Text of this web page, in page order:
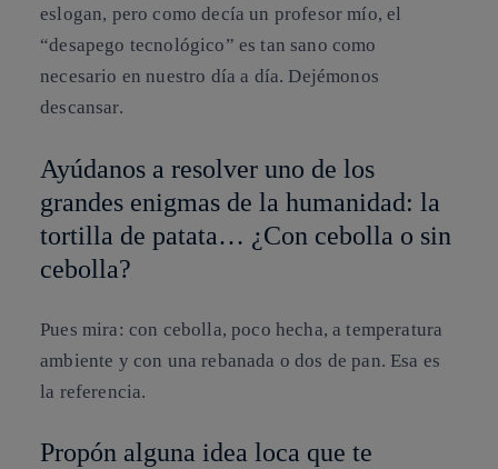
eslogan, pero como decía un profesor mío, el
“desapego tecnológico” es tan sano como
necesario en nuestro día a día. Dejémonos
descansar.
Ayúdanos a resolver uno de los
grandes enigmas de la humanidad: la
tortilla de patata… ¿Con cebolla o sin
cebolla?
Pues mira: con cebolla, poco hecha, a temperatura
ambiente y con una rebanada o dos de pan. Esa es
la referencia.
Propón alguna idea loca que te